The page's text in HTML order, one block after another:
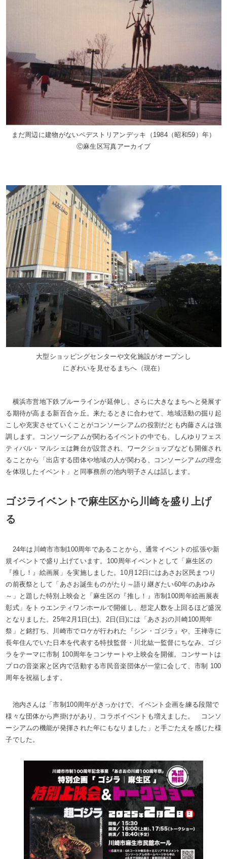
まだ周辺に建物がないペデストリアンデッキ（1984（昭和59）年）
Ⓒ麻生区写真アーカイブ
大型ショッピングセンターや文化施設がオープンし
にぎわいを見せるまちへ（現在）
横浜市営地下鉄ブルーラインが延伸し、さらに大きなまちへと発展す
る期待が高まる新百合ヶ丘。来たるときに合わせて、地域活動の掘り起
こしや充実させていくことがコンソーシアムの役割だとも内藤さんは強
調します。コンソーシアムが関わるイベントの中でも、しんゆりフェス
ティバル・マルシェは舞台が設営され、ワークショップなども開催され
ることから「出店する団体や地域の人が関わる、コンソーシアムの理念
を体現したイベント」と同事務所の池内明子さんは話します。
ゴジライベントで麻生区から川崎を盛り上げ
る
24年は川崎市市制100周年であることから、通常イベントの拡張や新
規イベントで盛り上げています。100周年イベントとして「麻生区の
『推し！』絵画展」を実施しました。10月12日にはあさお区民まつり
の前夜祭として「あさお誕生ものがたり～語り継ぎたい60年のあゆみ
～」と題した特別上映会と「麻生区の『推し！』市制100周年絵画展表
彰式」をトゥエンティワンホールで開催し、想定人数を上回るほど盛況
となりました。25年2月1日(土)、2日(日)には「あさおの川崎100周年
祭」と銘打ち、川崎市でロケが行われた『シン・ゴジラ』や、王禅寺に
長年住んでいた日本を代表する特技監督・川北紘一監督にちなみ、ゴジ
ラをテーマに市制 100周年をコンサートや上映会を開催。コンサートは
プロの音楽家と区内で活動する市民音楽団体が一堂に会して、市制 100
周年を祝福します。
池内さんは「市制100周年がきっかけで、イベント企画を練る段階で
様々な団体から声掛けがあり、コラボイベントも増えました。 コンソ
ーシアムの機能が発揮された年にもなりました」と手ごたえを感じた様
子でした。